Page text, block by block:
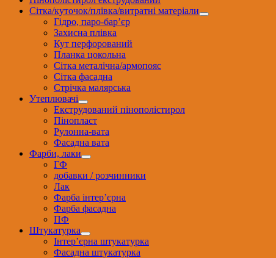
Сітка/куточок/плівка/витратні матеріали
Гідро, паро-бар’єр
Захисна плівка
Кут перфорований
Планка цокольна
Сітка металічна/армопояс
Сітка фасадна
Стрічка малярська
Утеплювачі
Екструдований пінополістирол
Пінопласт
Рулонна-вата
Фасадна вата
Фарби, лаки
ГФ
добавки / розчинники
Лак
Фарба інтер’єрна
Фарба фасадна
ПФ
Штукатурка
Інтер’єрна штукатурка
Фасадна штукатурка